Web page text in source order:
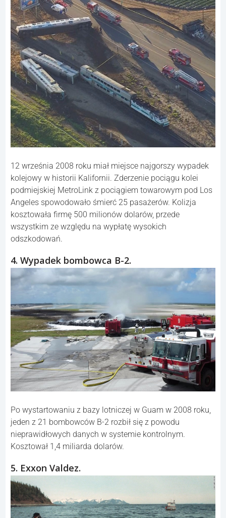
12 września 2008 roku miał miejsce najgorszy wypadek
kolejowy w historii Kalifornii. Zderzenie pociągu kolei
podmiejskiej MetroLink z pociągiem towarowym pod Los
Angeles spowodowało śmierć 25 pasażerów. Kolizja
kosztowała firmę 500 milionów dolarów, przede
wszystkim ze względu na wypłatę wysokich
odszkodowań.
4. Wypadek bombowca B-2.
Po wystartowaniu z bazy lotniczej w Guam w 2008 roku,
jeden z 21 bombowców B-2 rozbił się z powodu
nieprawidłowych danych w systemie kontrolnym.
Kosztował 1,4 miliarda dolarów.
5. Exxon Valdez.